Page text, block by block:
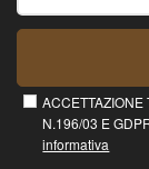
ACCETTAZIONE
N.196/03 E
informativa